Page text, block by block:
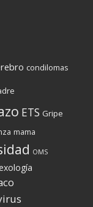
condilomas
ETS Gripe
mama
OMS